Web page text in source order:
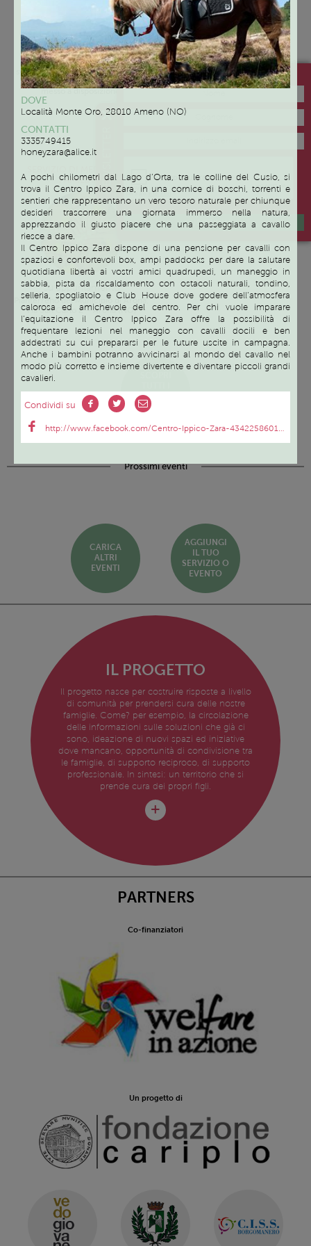
DOVE
Località Monte Oro, 28010 Ameno (NO)
CONTATTI
3335749415
honeyzara@alice.it
A pochi chilometri dal Lago d’Orta, tra le colline del Cusio, si
trova il Centro Ippico Zara, in una cornice di boschi, torrenti e
sentieri che rappresentano un vero tesoro naturale per chiunque
desideri trascorrere una giornata immerso nella natura,
apprezzando il giusto piacere che una passeggiata a cavallo
riesce a dare.
Il Centro Ippico Zara dispone di una pensione per cavalli con
spaziosi e confortevoli box, ampi paddocks per dare la salutare
quotidiana libertà ai vostri amici quadrupedi, un maneggio in
sabbia, pista da riscaldamento con ostacoli naturali, tondino,
selleria, spogliatoio e Club House dove godere dell’atmosfera
calorosa ed amichevole del centro. Per chi vuole imparare
l’equitazione il Centro Ippico Zara offre la possibilità di
frequentare lezioni nel maneggio con cavalli docili e ben
addestrati su cui prepararsi per le future uscite in campagna.
Anche i bambini potranno avvicinarsi al mondo del cavallo nel
modo più corretto e insieme divertente e diventare piccoli grandi
cavalieri.
Condividi su
http://www.facebook.com/Centro-Ippico-Zara-434225860102400/
Presso spazi adeguati allo
svolgimento delle attività proposte
ai bambini che i tre Enti hanno
messo a disposizione.
Gli incontri si svolgeranno una
volta alla settimana dopo le
16.30. I giorni verranno
concordate in base alle
Gli incontri si svolgeranno a Briga
Servizio
FAMILIARE
Su appuntamento
Pianterreno del Municipio di Arona,
Via San Carlo 2 – Arona (NO)
SERVIZI ED
EVENTI
Prossimi eventi
CARICA
ALTRI
EVENTI
AGGIUNGI
IL TUO
SERVIZIO O
EVENTO
IL PROGETTO
Il progetto nasce per costruire risposte a livello
di comunità per prendersi cura delle nostre
famiglie. Come? per esempio, la circolazione
delle informazioni sulle soluzioni che già ci
sono, ideazione di nuovi spazi ed iniziative
dove mancano, opportunità di condivisione tra
le famiglie, di supporto reciproco, di supporto
professionale. In sintesi: un territorio che si
prende cura dei propri figli.
PARTNERS
Co-finanziatori
Un progetto di
NEWSLETTER
Iscriviti alla newsletter di Family Like
ISCRIVIMI